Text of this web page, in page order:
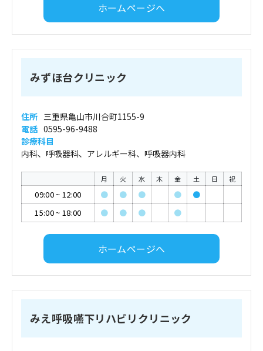
ホームページへ
みずほ台クリニック
住所 三重県亀山市川合町1155-9
電話 0595-96-9488
診療科目
内科、呼吸器科、アレルギー科、呼吸器内科
月 火 水 木 金 土 日 祝
09:00~ 12:00 ● ● ● ●
●
15:00~ 18:00 ● ● ● ●
ホームページへ
みえ呼吸嚥下リハビリクリニック